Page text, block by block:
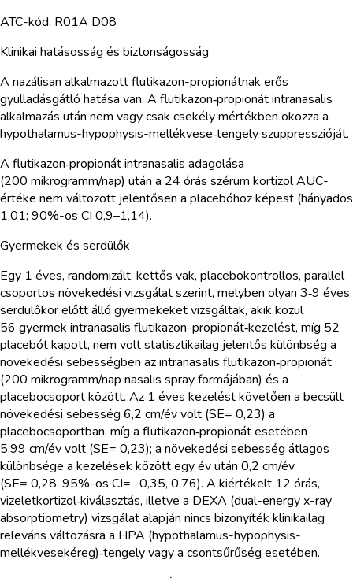
ATC-kód: R01A D08
Klinikai hatásosság és biztonságosság
A nazálisan alkalmazott flutikazon-propionátnak erős
gyulladásgátló hatása van. A flutikazon‑propionát intranasalis
alkalmazás után nem vagy csak csekély mértékben okozza a
hypothalamus-hypophysis-mellékvese‑tengely szuppresszióját.
A flutikazon‑propionát intranasalis adagolása
(200 mikrogramm/nap) után a 24 órás szérum kortizol AUC-
értéke nem változott jelentősen a placebóhoz képest (hányados
1,01; 90%-os CI 0,9–1,14).
Gyermekek és serdülők
Egy 1 éves, randomizált, kettős vak, placebokontrollos, parallel
csoportos növekedési vizsgálat szerint, melyben olyan 3‑9 éves,
serdülőkor előtt álló gyermekeket vizsgáltak, akik közül
56 gyermek intranasalis flutikazon-propionát‑kezelést, míg 52
placebót kapott, nem volt statisztikailag jelentős különbség a
növekedési sebességben az intranasalis flutikazon‑propionát
(200 mikrogramm/nap nasalis spray formájában) és a
placebocsoport között. Az 1 éves kezelést követően a becsült
növekedési sebesség 6,2 cm/év volt (SE= 0,23) a
placebocsoportban, míg a flutikazon‑propionát esetében
5,99 cm/év volt (SE= 0,23); a növekedési sebesség átlagos
különbsége a kezelések között egy év után 0,2 cm/év
(SE= 0,28, 95%-os CI= -0,35, 0,76). A kiértékelt 12 órás,
vizeletkortizol‑kiválasztás, illetve a DEXA (dual-energy x-ray
absorptiometry) vizsgálat alapján nincs bizonyíték klinikailag
releváns változásra a HPA (hypothalamus-hypophysis-
mellékvesekéreg)‑tengely vagy a csontsűrűség esetében.